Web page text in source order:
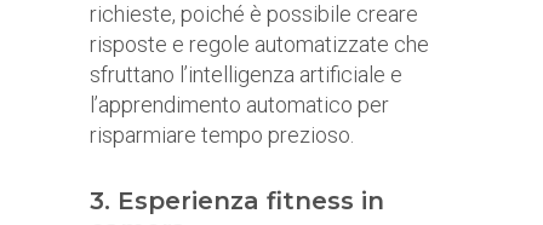
richieste, poiché è possibile creare
risposte e regole automatizzate che
sfruttano l’intelligenza artificiale e
l’apprendimento automatico per
risparmiare tempo prezioso.
3. Esperienza fitness in